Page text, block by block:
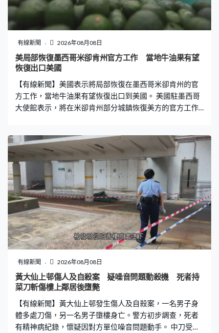
傭僱主自行提供更好薪酬待遇，不是良幣、劣幣也好，都
統一可以加薪。」
有線新聞 2026年08月08日
美局部恢復墨西哥米卻肯州官方工作 當地牛油果有望
恢復出口美國
【有線新聞】美國表示將局部恢復在墨西哥米卻肯州的官
方工作，當地牛油果有望恢復出口到美國。 美國駐墨西哥
大使館表示，將在米卻肯州部分城鎮恢復美方的官方工作
黑幫領袖被捕後，治安急速轉差，美國周三基於安全考慮
暫停所有政府人員在當地工作，包括牛油果檢驗，指美國
利益受威脅。有報道指一名當地工作的美國農業部官員遭
人恐嚇，美方的舉措被指影響墨西哥對美國的牛油果出
口。
有線新聞 2026年08月08日
黃大仙上邨傷人及自殺案 疑噪音問題動殺機 死者持
菜刀斬傷樓上鄰居後墮斃
【有線新聞】黃大仙上邨發生傷人及自殺案，一名男子身
體多處刀傷，另一名男子墮樓身亡。警方初步調查，死者
有精神病紀錄，懷疑因對方單位噪音問題動手。 中刀受傷